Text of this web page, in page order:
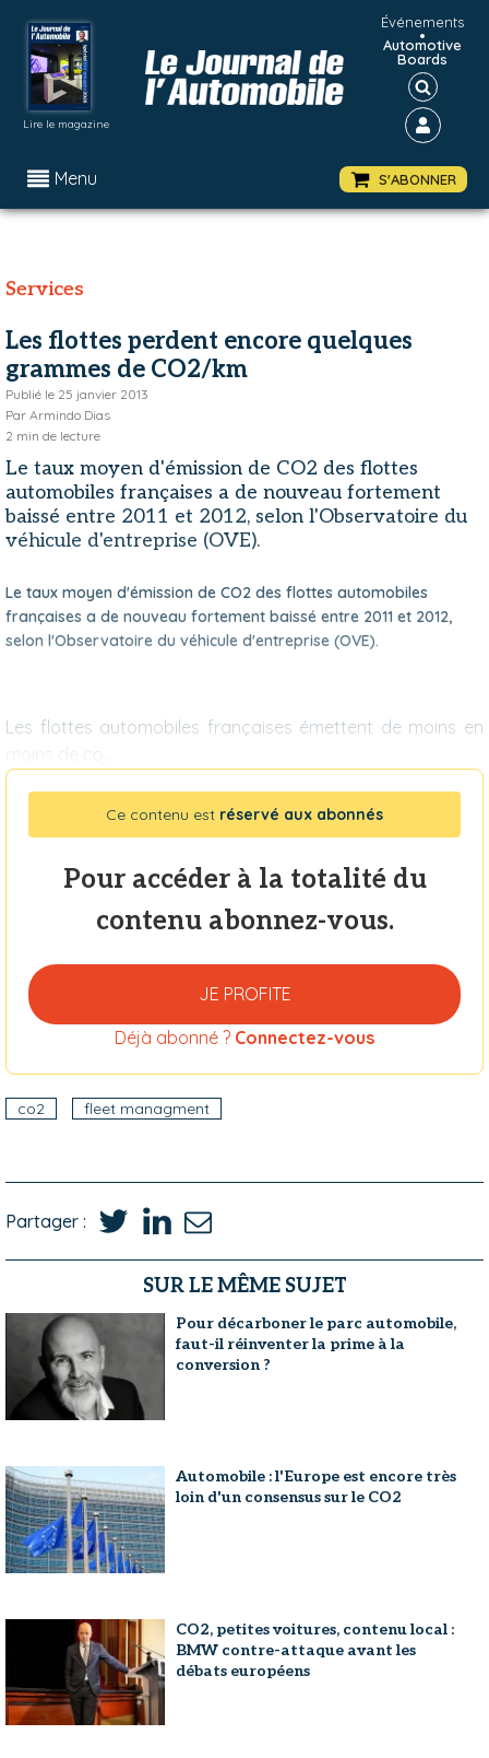
Lire le magazine
Événements
•
Automotive
Boards
Menu S'ABONNER
Services
Les flottes perdent encore quelques
grammes de CO2/km
Publié le 25 janvier 2013
Par Armindo Dias
2 min de lecture
Le taux moyen d'émission de CO2 des flottes
automobiles françaises a de nouveau fortement
baissé entre 2011 et 2012, selon l'Observatoire du
véhicule d'entreprise (OVE).
Le taux moyen d'émission de CO2 des flottes automobiles
françaises a de nouveau fortement baissé entre 2011 et 2012,
selon l'Observatoire du véhicule d'entreprise (OVE).
Les flottes automobiles françaises émettent de moins en
Ce contenu est réservé aux abonnés
Pour accéder à la totalité du
contenu abonnez-vous.
JE PROFITE
Déjà abonné ? Connectez-vous
co2 fleet managment
Partager :
SUR LE MÊME SUJET
Pour décarboner le parc automobile,
faut-il réinventer la prime à la
conversion ?
Automobile : l'Europe est encore très
loin d'un consensus sur le CO2
CO2, petites voitures, contenu local :
BMW contre-attaque avant les
débats européens